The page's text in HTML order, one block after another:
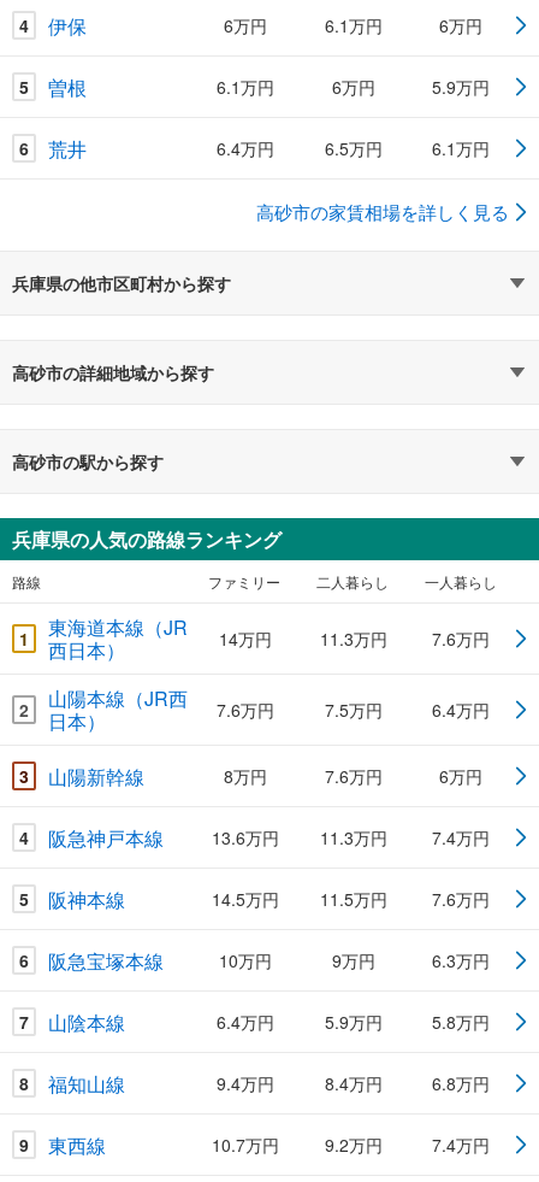
4 伊保 6万円 6.1万円 6万円
5 曽根 6.1万円 6万円 5.9万円
6 荒井 6.4万円 6.5万円 6.1万円
高砂市の家賃相場を詳しく見る
兵庫県の他市区町村から探す
高砂市の詳細地域から探す
高砂市の駅から探す
兵庫県の人気の路線ランキング
路線 ファミリー 二人暮らし 一人暮らし
1
東海道本線（JR
西日本）
14万円 11.3万円 7.6万円
2
山陽本線（JR西
日本）
7.6万円 7.5万円 6.4万円
3 山陽新幹線 8万円 7.6万円 6万円
4 阪急神戸本線 13.6万円 11.3万円 7.4万円
5 阪神本線 14.5万円 11.5万円 7.6万円
6 阪急宝塚本線 10万円 9万円 6.3万円
7 山陰本線 6.4万円 5.9万円 5.8万円
8 福知山線 9.4万円 8.4万円 6.8万円
9 東西線 10.7万円 9.2万円 7.4万円